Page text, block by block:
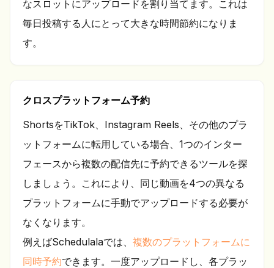
なスロットにアップロードを割り当てます。これは
毎日投稿する人にとって大きな時間節約になりま
す。
クロスプラットフォーム予約
ShortsをTikTok、Instagram Reels、その他のプラ
ットフォームに転用している場合、1つのインター
フェースから複数の配信先に予約できるツールを探
しましょう。これにより、同じ動画を4つの異なる
プラットフォームに手動でアップロードする必要が
なくなります。
例えばSchedulalaでは、 複数のプラットフォームに
同時予約できます。一度アップロードし、各プラッ